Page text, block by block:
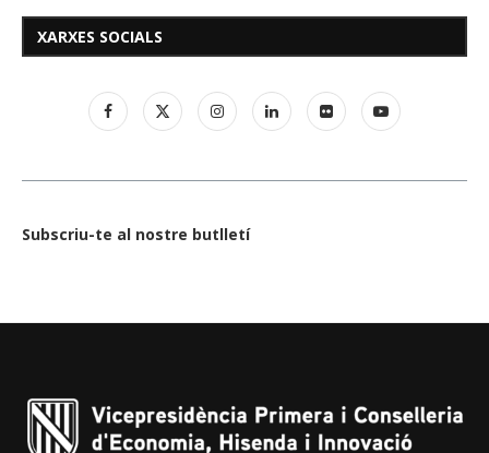
XARXES SOCIALS
Subscriu-te al nostre butlletí